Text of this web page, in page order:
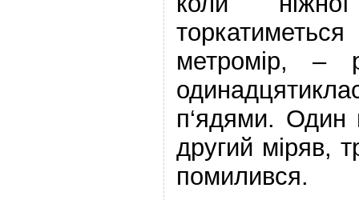
метромір, –
п‘ядями. Один
другий міряв,
помилився.